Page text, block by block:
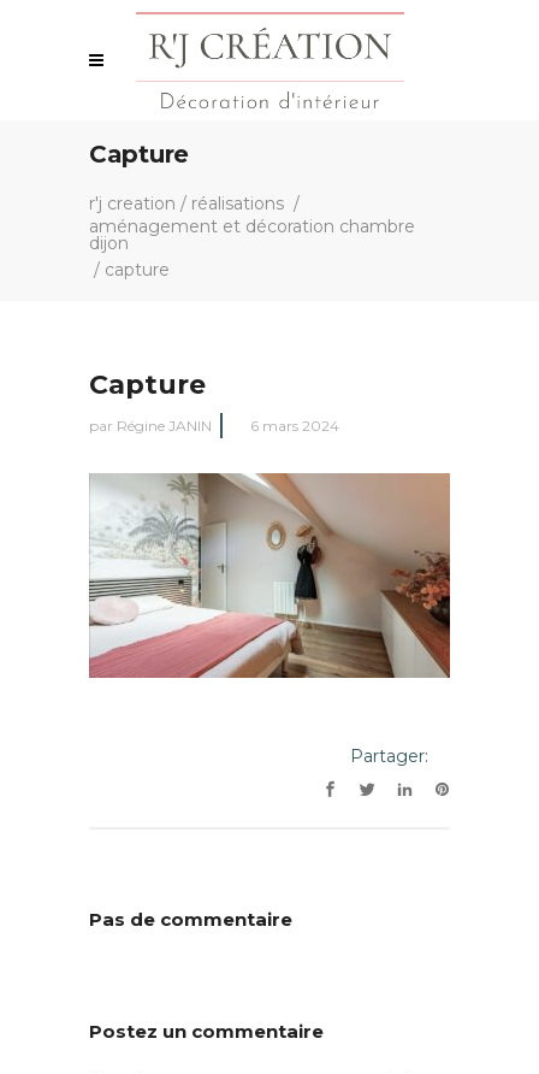
Capture
r'j creation / réalisations /
aménagement et décoration chambre
dijon
/ capture
Capture
par Régine JANIN 6 mars 2024
Partager:
Pas de commentaire
Postez un commentaire